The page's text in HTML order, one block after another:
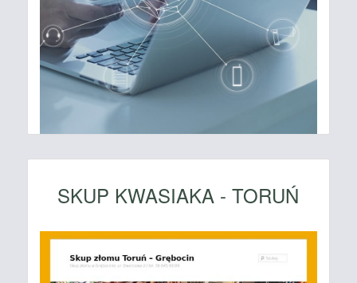
SKUP KWASIAKA - TORUŃ